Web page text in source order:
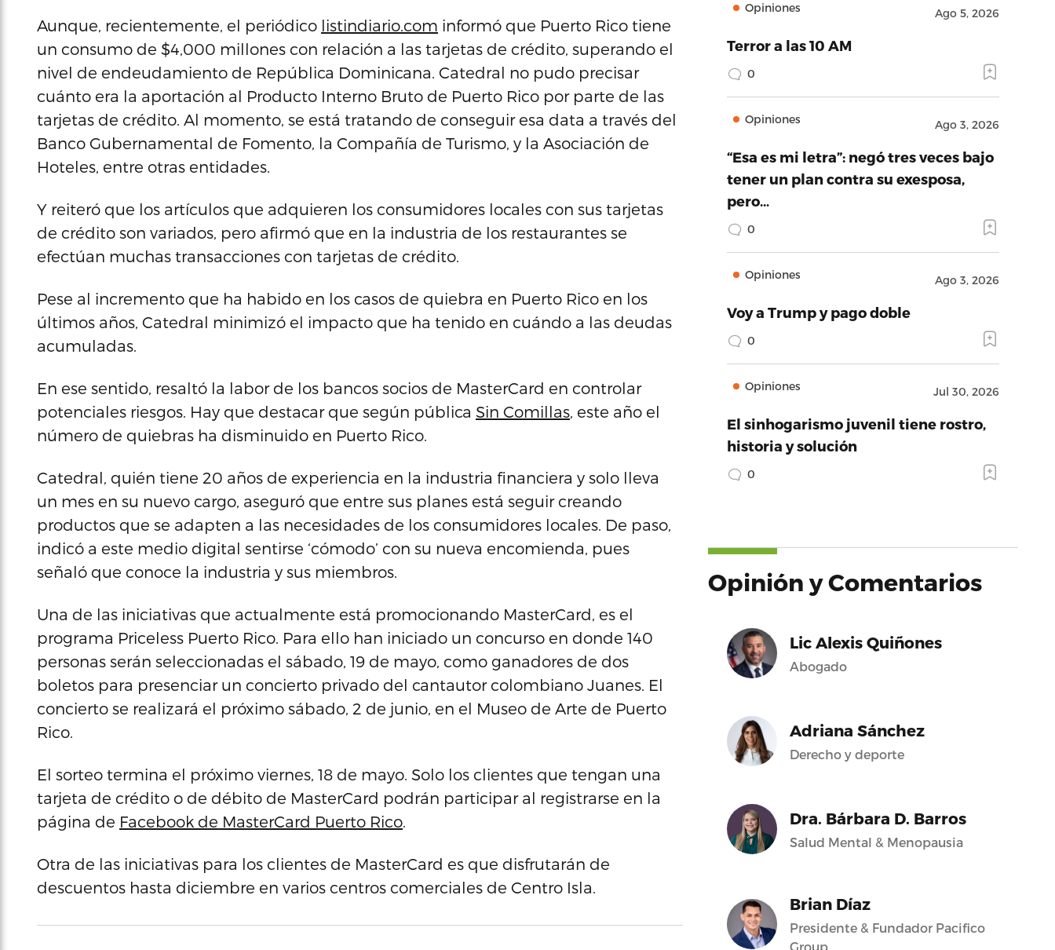
Aunque, recientemente, el periódico listindiario.com informó que Puerto Rico tiene
un consumo de $4,000 millones con relación a las tarjetas de crédito, superando el
nivel de endeudamiento de República Dominicana. Catedral no pudo precisar
cuánto era la aportación al Producto Interno Bruto de Puerto Rico por parte de las
tarjetas de crédito. Al momento, se está tratando de conseguir esa data a través del
Banco Gubernamental de Fomento, la Compañía de Turismo, y la Asociación de
Hoteles, entre otras entidades.
Y reiteró que los artículos que adquieren los consumidores locales con sus tarjetas
de crédito son variados, pero afirmó que en la industria de los restaurantes se
efectúan muchas transacciones con tarjetas de crédito.
Pese al incremento que ha habido en los casos de quiebra en Puerto Rico en los
últimos años, Catedral minimizó el impacto que ha tenido en cuándo a las deudas
acumuladas.
En ese sentido, resaltó la labor de los bancos socios de MasterCard en controlar
potenciales riesgos. Hay que destacar que según pública Sin Comillas, este año el
número de quiebras ha disminuido en Puerto Rico.
Catedral, quién tiene 20 años de experiencia en la industria financiera y solo lleva
un mes en su nuevo cargo, aseguró que entre sus planes está seguir creando
productos que se adapten a las necesidades de los consumidores locales. De paso,
indicó a este medio digital sentirse ‘cómodo’ con su nueva encomienda, pues
señaló que conoce la industria y sus miembros.
Una de las iniciativas que actualmente está promocionando MasterCard, es el
programa Priceless Puerto Rico. Para ello han iniciado un concurso en donde 140
personas serán seleccionadas el sábado, 19 de mayo, como ganadores de dos
boletos para presenciar un concierto privado del cantautor colombiano Juanes. El
concierto se realizará el próximo sábado, 2 de junio, en el Museo de Arte de Puerto
Rico.
El sorteo termina el próximo viernes, 18 de mayo. Solo los clientes que tengan una
tarjeta de crédito o de débito de MasterCard podrán participar al registrarse en la
página de Facebook de MasterCard Puerto Rico.
Otra de las iniciativas para los clientes de MasterCard es que disfrutarán de
descuentos hasta diciembre en varios centros comerciales de Centro Isla.
Opiniones Ago 5, 2026
Terror a las 10 AM
0
Opiniones Ago 3, 2026
“Esa es mi letra”: negó tres veces bajo
tener un plan contra su exesposa,
pero…
0
Opiniones Ago 3, 2026
Voy a Trump y pago doble
0
Opiniones Jul 30, 2026
El sinhogarismo juvenil tiene rostro,
historia y solución
0
Opinión y Comentarios
Lic Alexis Quiñones
Abogado
Adriana Sánchez
Derecho y deporte
Dra. Bárbara D. Barros
Salud Mental & Menopausia
Brian Díaz
Presidente & Fundador Pacifico
Group